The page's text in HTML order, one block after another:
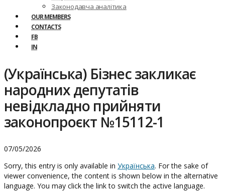
Законодавча аналітика
OUR MEMBERS
CONTACTS
FB
IN
(Українська) Бізнес закликає
народних депутатів
невідкладно прийняти
законопроєкт №15112-1
07/05/2026
Sorry, this entry is only available in Українська. For the sake of
viewer convenience, the content is shown below in the alternative
language. You may click the link to switch the active language.